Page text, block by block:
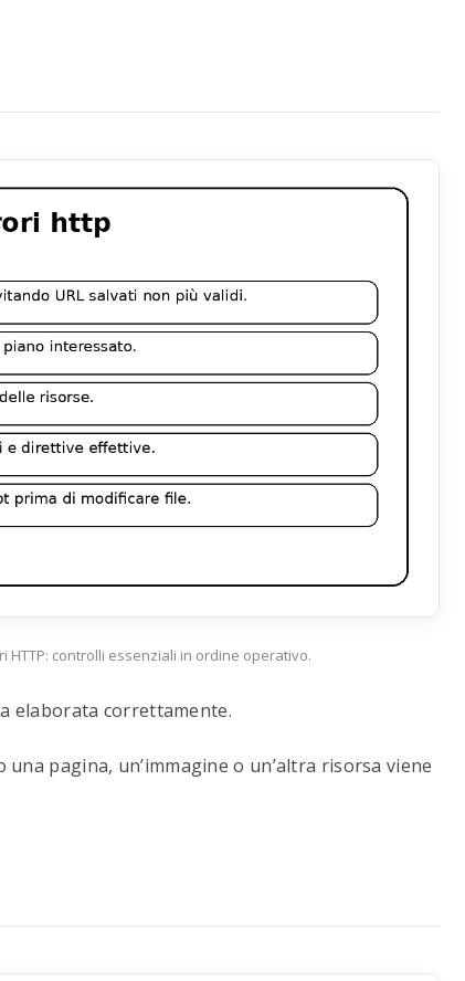
HTTP: controlli essenziali in ordine operativo.
elaborata correttamente.
pagina, un’immagine o un’altra risorsa viene